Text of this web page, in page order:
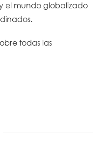
el mundo globalizado
todas las